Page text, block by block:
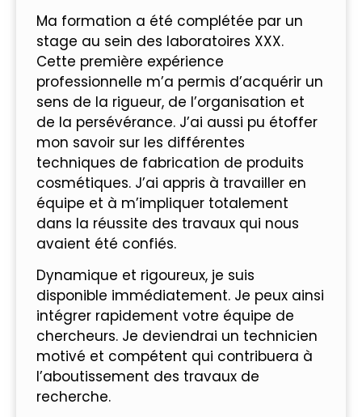
Ma formation a été complétée par un
stage au sein des laboratoires XXX.
Cette première expérience
professionnelle m’a permis d’acquérir un
sens de la rigueur, de l’organisation et
de la persévérance. J’ai aussi pu étoffer
mon savoir sur les différentes
techniques de fabrication de produits
cosmétiques. J’ai appris à travailler en
équipe et à m’impliquer totalement
dans la réussite des travaux qui nous
avaient été confiés.
Dynamique et rigoureux, je suis
disponible immédiatement. Je peux ainsi
intégrer rapidement votre équipe de
chercheurs. Je deviendrai un technicien
motivé et compétent qui contribuera à
l’aboutissement des travaux de
recherche.